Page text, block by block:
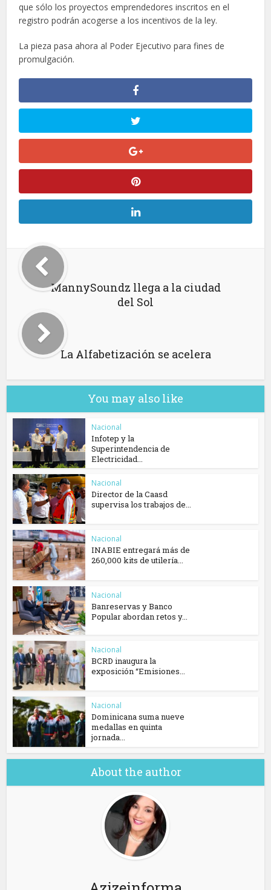
que sólo los proyectos emprendedores inscritos en el
registro podrán acogerse a los incentivos de la ley.
La pieza pasa ahora al Poder Ejecutivo para fines de
promulgación.
MannySoundz llega a la ciudad
del Sol
La Alfabetización se acelera
You may also like
Nacional
Infotep y la
Superintendencia de
Electricidad...
Nacional
Director de la Caasd
supervisa los trabajos de...
Nacional
INABIE entregará más de
260,000 kits de utilería...
Nacional
Banreservas y Banco
Popular abordan retos y...
Nacional
BCRD inaugura la
exposición “Emisiones...
Nacional
Dominicana suma nueve
medallas en quinta
jornada...
About the author